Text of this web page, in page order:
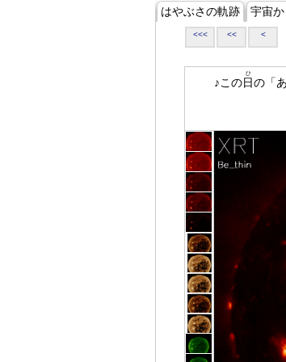
はやぶさの軌跡 宇宙
<<< << <
♪この日
ひ
の「